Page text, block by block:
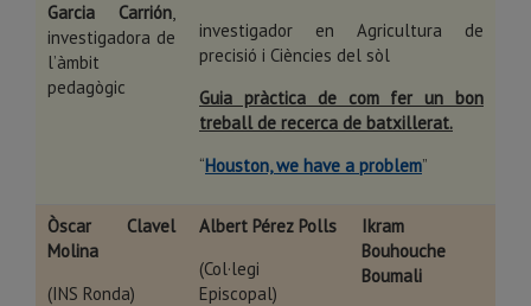
Garcia Carrión,
investigadora de
l’àmbit
pedagògic
investigador en Agricultura de
precisió i Ciències del sòl
Guia pràctica de com fer un bon
treball de recerca de batxillerat.
“Houston, we have a problem”
Òscar Clavel
Molina
(INS Ronda)
Albert Pérez Polls
(Col·legi
Episcopal)
Ikram
Bouhouche
Boumali